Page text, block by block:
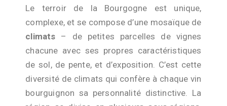
Le terroir de la Bourgogne est unique,
complexe, et se compose d’une mosaïque de
climats – de petites parcelles de vignes
chacune avec ses propres caractéristiques
de sol, de pente, et d’exposition. C’est cette
diversité de climats qui confère à chaque vin
bourguignon sa personnalité distinctive. La